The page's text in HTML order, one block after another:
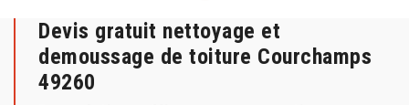
Devis gratuit nettoyage et
demoussage de toiture Courchamps
49260